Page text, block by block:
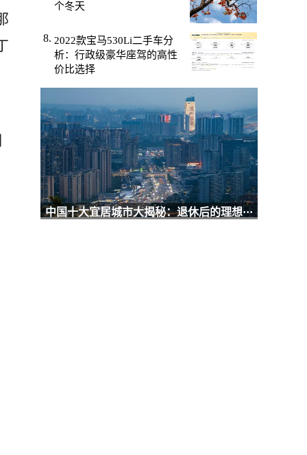
个冬天
2022款宝马530Li二手车分
析：行政级豪华座驾的高性
价比选择
中国十大宜居城市大揭秘：退休后的理想···